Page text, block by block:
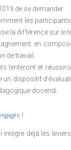
de se demander
les
la différence sur le
en
de travail.
tenteront et
dispositif
docendi.
!
intègre déjà les